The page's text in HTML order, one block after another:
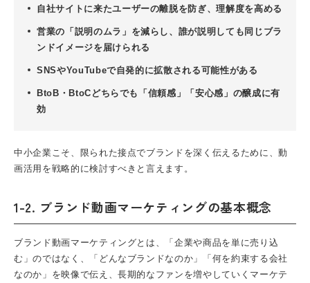
自社サイトに来たユーザーの離脱を防ぎ、理解度を高める
営業の「説明のムラ」を減らし、誰が説明しても同じブラ
ンドイメージを届けられる
SNSやYouTubeで自発的に拡散される可能性がある
BtoB・BtoCどちらでも「信頼感」「安心感」の醸成に有
効
中小企業こそ、限られた接点でブランドを深く伝えるために、動
画活用を戦略的に検討すべきと言えます。
1-2. ブランド動画マーケティングの基本概念
ブランド動画マーケティングとは、「企業や商品を単に売り込
む」のではなく、「どんなブランドなのか」「何を約束する会社
なのか」を映像で伝え、長期的なファンを増やしていくマーケテ